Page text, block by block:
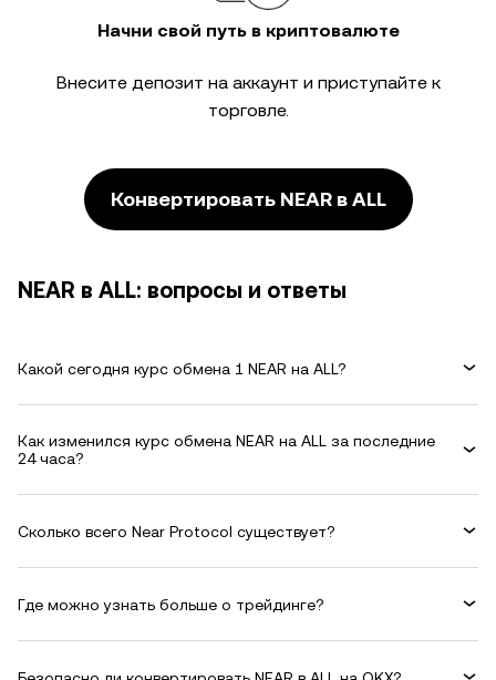
Начни свой путь в криптовалюте
Внесите депозит на аккаунт и приступайте к
торговле.
Конвертировать NEAR в ALL
NEAR в ALL: вопросы и ответы
Какой сегодня курс обмена 1 NEAR на ALL?
Как изменился курс обмена NEAR на ALL за последние
24 часа?
Сколько всего Near Protocol существует?
Где можно узнать больше о трейдинге?